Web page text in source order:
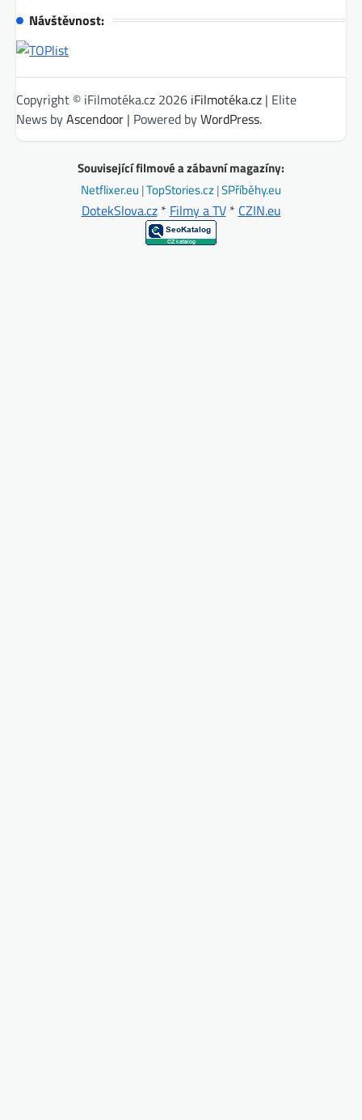
Návštěvnost:
Copyright © iFilmotéka.cz 2026 iFilmotéka.cz | Elite
News byAscendoor | Powered byWordPress.
Související filmové a zábavní magazíny:
Netflixer.eu |TopStories.cz|SPříběhy.eu
DotekSlova.cz* Filmy a TV* CZIN.eu